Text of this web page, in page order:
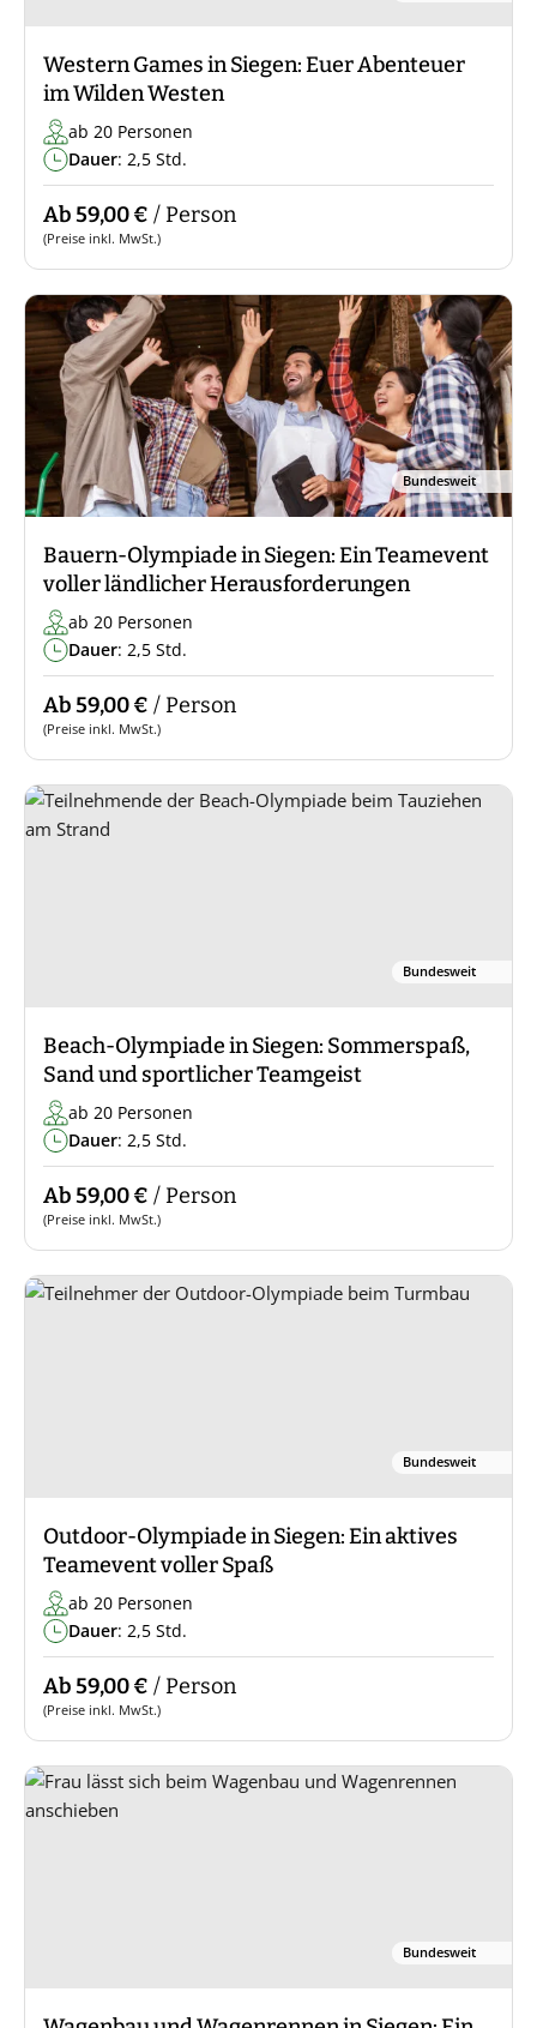
Western Games in Siegen: Euer Abenteuer
im Wilden Westen
ab 20 Personen
Dauer: 2,5 Std.
Ab 59,00 € / Person
(Preise inkl. MwSt.)
Bundesweit
Bauern-Olympiade in Siegen: Ein Teamevent
voller ländlicher Herausforderungen
ab 20 Personen
Dauer: 2,5 Std.
Ab 59,00 € / Person
(Preise inkl. MwSt.)
Bundesweit
Beach-Olympiade in Siegen: Sommerspaß,
Sand und sportlicher Teamgeist
ab 20 Personen
Dauer: 2,5 Std.
Ab 59,00 € / Person
(Preise inkl. MwSt.)
Bundesweit
Outdoor-Olympiade in Siegen: Ein aktives
Teamevent voller Spaß
ab 20 Personen
Dauer: 2,5 Std.
Ab 59,00 € / Person
(Preise inkl. MwSt.)
Bundesweit